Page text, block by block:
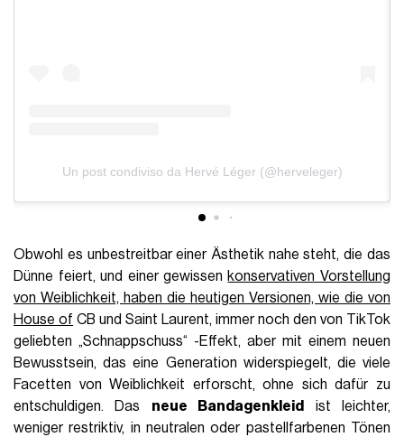
Un post condiviso da Hervé Léger (@herveleger)
Obwohl es unbestreitbar einer Ästhetik nahe steht, die das
Dünne feiert, und einer gewissen konservativen Vorstellung
von Weiblichkeit, haben die heutigen Versionen, wie die von
House of CB und Saint Laurent, immer noch den von TikTok
geliebten „Schnappschuss“ -Effekt, aber mit einem neuen
Bewusstsein, das eine Generation widerspiegelt, die viele
Facetten von Weiblichkeit erforscht, ohne sich dafür zu
entschuldigen. Das neue Bandagenkleid
ist leichter,
weniger restriktiv, in neutralen oder pastellfarbenen Tönen